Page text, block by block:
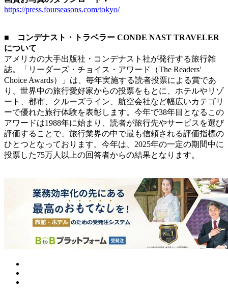
https://press.fourseasons.com/tokyo/
■
コンデナスト・トラベラー CONDE NAST TRAVELER
について
アメリカの大手出版社・コンデナスト社が発行する旅行雑
誌。「リーダーズ・チョイス・アワード（The Readers'
Choice Awards）」は、毎年実施する読者投票による賞であ
り、世界中の旅行愛好家からの投票をもとに、ホテルやリゾ
ート、都市、クルーズライン、航空会社など幅広いカテゴリ
ーで優れた旅行体験を表彰します。今年で38年目となるこの
アワードは1988年に始まり、読者が旅行先やサービスを選び
評価することで、旅行業界の中で最も信頼される評価指標の
ひとつとなっております。今年は、2025年の一定の期間中に
投票した75万人以上の回答者からの結果となります。